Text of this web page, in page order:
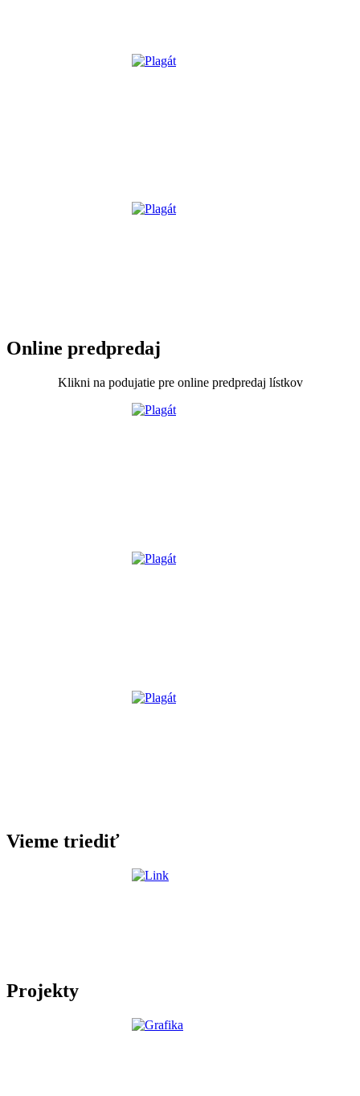
Online predpredaj
Klikni na podujatie pre online predpredaj lístkov
Vieme triediť
Projekty